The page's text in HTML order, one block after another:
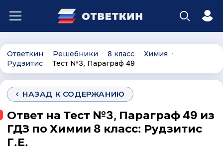
Ответкин ∙ Решебники ∙ 8 класс ∙ Химия ∙
Рудзитис ∙ Тест №3, Параграф 49
НАЗАД К СОДЕРЖАНИЮ
Ответ на Тест №3, Параграф 49 из
ГДЗ по Химии 8 класс: Рудзитис
Г.Е.